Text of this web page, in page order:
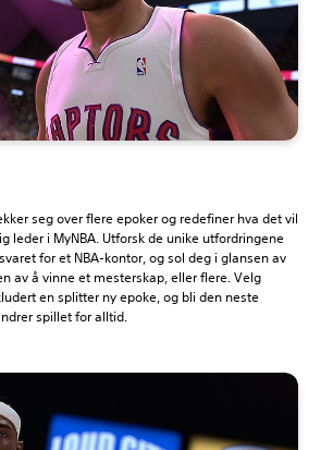
seg over flere epoker og redefiner hva det vil
leder i MyNBA. Utforsk de unike utfordringene
for et NBA-kontor, og sol deg i glansen av
av å vinne et mesterskap, eller flere. Velg
en splitter ny epoke, og bli den neste
spillet for alltid.